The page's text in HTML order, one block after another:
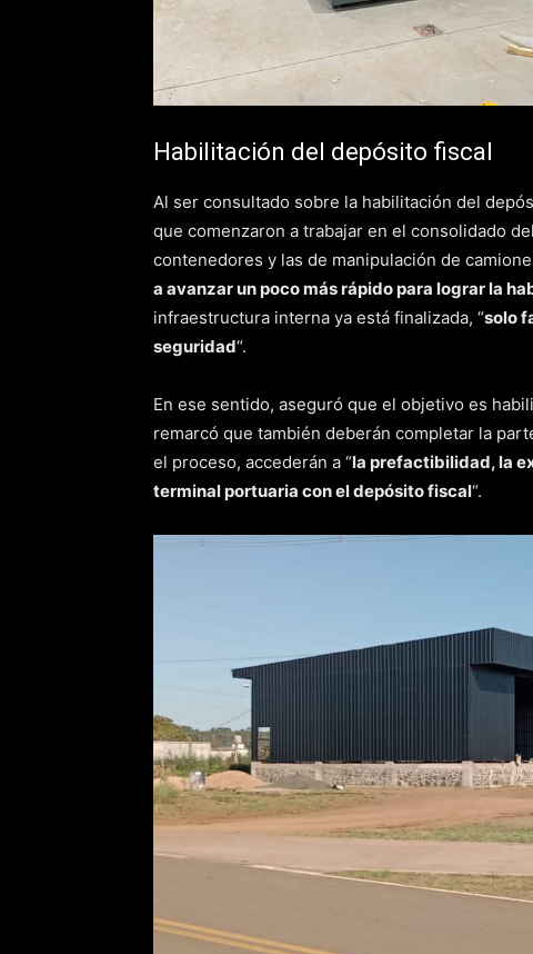
Habilitación del depósito fiscal
Al ser consultado sobre la habilitación del
que comenzaron a trabajar en el consolidado
contenedores y las de manipulación de
a avanzar un poco más rápido para lograr la
infraestructura interna ya está finalizada, “solo
seguridad“.
En ese sentido, aseguró que el objetivo es
remarcó que también deberán completar la
el proceso, accederán a “la prefactibilidad, la
terminal portuaria con el depósito fiscal“.